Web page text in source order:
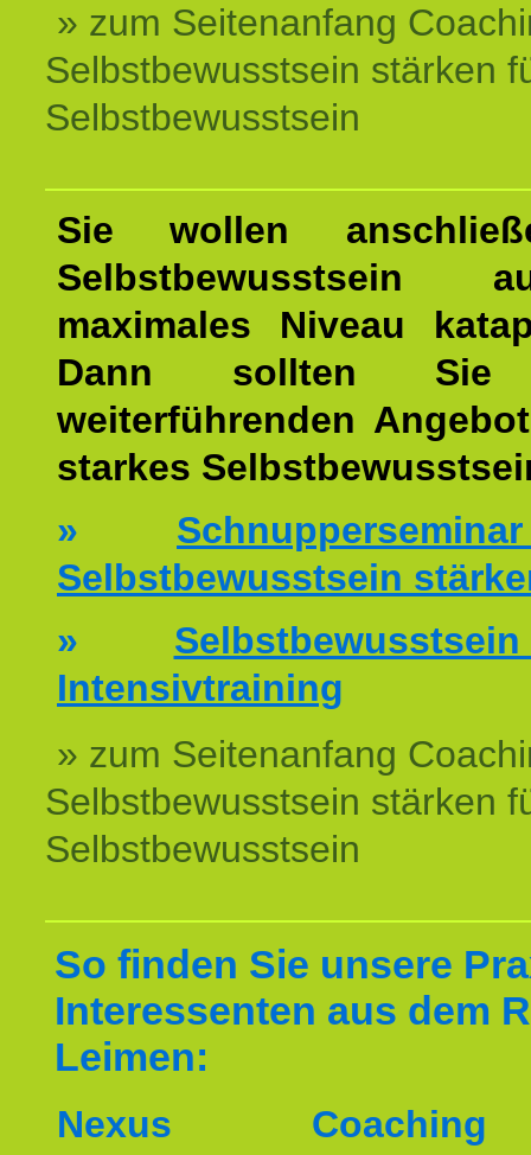
» zum Seitenanfang
Selbstbewusstsein stärken
Selbstbewusstsein
Sie wollen
Selbstbewusstsein
maximales Niveau
Dann sollten Sie
weiterführenden
starkes
»
Selbstbewusstsein
»
Intensivtraining
» zum Seitenanfang
Selbstbewusstsein stärken
Selbstbewusstsein
So finden Sie unsere
Interessenten aus dem
Leimen:
Nexus